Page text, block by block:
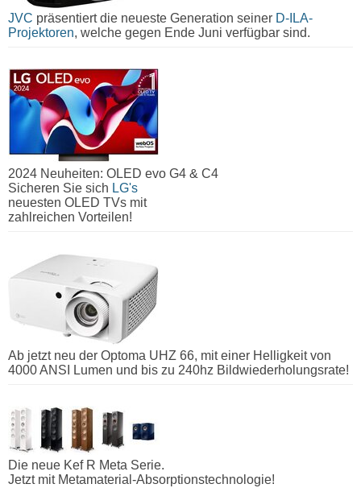
JVC präsentiert die neueste Generation seiner D-ILA-
Projektoren, welche gegen Ende Juni verfügbar sind.
2024 Neuheiten: OLED evo G4 & C4
Sicheren Sie sich LG's
neuesten OLED TVs mit
zahlreichen Vorteilen!
Ab jetzt neu der Optoma UHZ 66, mit einer Helligkeit von
4000 ANSI Lumen und bis zu 240hz Bildwiederholungsrate!
Die neue Kef R Meta Serie.
Jetzt mit Metamaterial-Absorptionstechnologie!